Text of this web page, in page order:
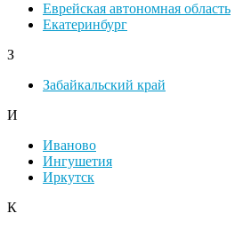
Еврейская автономная область
Екатеринбург
З
Забайкальский край
И
Иваново
Ингушетия
Иркутск
К